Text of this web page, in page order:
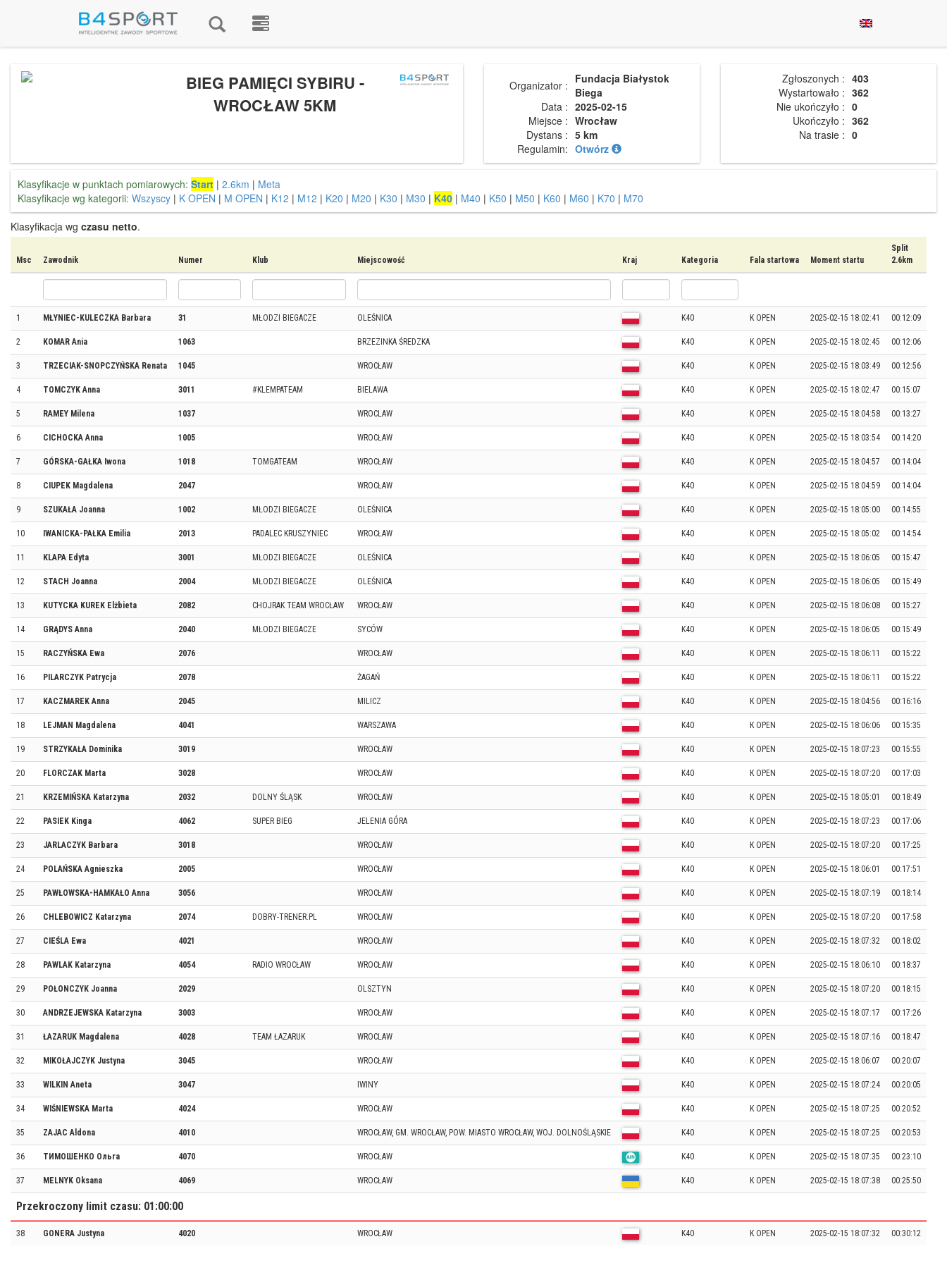
BIEG PAMIĘCI SYBIRU -
WROCŁAW 5KM
Organizator : Fundacja Białystok
Biega
Data : 2025-02-15
Miejsce : Wrocław
Dystans : 5 km
Regulamin: Otwórz
Zgłoszonych : 403
Wystartowało : 362
Nie ukończyło : 0
Ukończyło : 362
Na trasie : 0
Klasyfikacje w punktach pomiarowych: Start | 2.6km | Meta
Klasyfikacje wg kategorii: Wszyscy | K OPEN | M OPEN | K12 | M12 | K20 | M20 | K30 | M30 | K40 | M40 | K50 | M50 | K60 | M60 | K70 | M70
Klasyfikacja wg czasu netto.
Msc Zawodnik Numer Klub Miejscowość Kraj Kategoria Fala startowa Moment startu
Split
2.6km
1 MŁYNIEC-KULECZKA Barbara 31 MŁODZI BIEGACZE OLEŚNICA K40 K OPEN 2025-02-15 18:02:41 00:12:09
2 KOMAR Ania 1063 BRZEZINKA ŚREDZKA K40 K OPEN 2025-02-15 18:02:45 00:12:06
3 TRZECIAK-SNOPCZYŃSKA Renata 1045 WROCŁAW K40 K OPEN 2025-02-15 18:03:49 00:12:56
4 TOMCZYK Anna 3011 #KLEMPATEAM BIELAWA K40 K OPEN 2025-02-15 18:02:47 00:15:07
5 RAMEY Milena 1037 WROCLAW K40 K OPEN 2025-02-15 18:04:58 00:13:27
6 CICHOCKA Anna 1005 WROCŁAW K40 K OPEN 2025-02-15 18:03:54 00:14:20
7 GÓRSKA-GAŁKA Iwona 1018 TOMGATEAM WROCŁAW K40 K OPEN 2025-02-15 18:04:57 00:14:04
8 CIUPEK Magdalena 2047 WROCŁAW K40 K OPEN 2025-02-15 18:04:59 00:14:04
9 SZUKAŁA Joanna 1002 MŁODZI BIEGACZE OLEŚNICA K40 K OPEN 2025-02-15 18:05:00 00:14:55
10 IWANICKA-PAŁKA Emilia 2013 PADALEC KRUSZYNIEC WROCŁAW K40 K OPEN 2025-02-15 18:05:02 00:14:54
11 KLAPA Edyta 3001 MŁODZI BIEGACZE OLEŚNICA K40 K OPEN 2025-02-15 18:06:05 00:15:47
12 STACH Joanna 2004 MŁODZI BIEGACZE OLEŚNICA K40 K OPEN 2025-02-15 18:06:05 00:15:49
13 KUTYCKA KUREK Elżbieta 2082 CHOJRAK TEAM WROCŁAW WROCŁAW K40 K OPEN 2025-02-15 18:06:08 00:15:27
14 GRĄDYS Anna 2040 MŁODZI BIEGACZE SYCÓW K40 K OPEN 2025-02-15 18:06:05 00:15:49
15 RACZYŃSKA Ewa 2076 WROCŁAW K40 K OPEN 2025-02-15 18:06:11 00:15:22
16 PILARCZYK Patrycja 2078 ŻAGAŃ K40 K OPEN 2025-02-15 18:06:11 00:15:22
17 KACZMAREK Anna 2045 MILICZ K40 K OPEN 2025-02-15 18:04:56 00:16:16
18 LEJMAN Magdalena 4041 WARSZAWA K40 K OPEN 2025-02-15 18:06:06 00:15:35
19 STRZYKAŁA Dominika 3019 WROCŁAW K40 K OPEN 2025-02-15 18:07:23 00:15:55
20 FLORCZAK Marta 3028 WROCŁAW K40 K OPEN 2025-02-15 18:07:20 00:17:03
21 KRZEMIŃSKA Katarzyna 2032 DOLNY ŚLĄSK WROCŁAW K40 K OPEN 2025-02-15 18:05:01 00:18:49
22 PASIEK Kinga 4062 SUPER BIEG JELENIA GÓRA K40 K OPEN 2025-02-15 18:07:23 00:17:06
23 JARLACZYK Barbara 3018 WROCŁAW K40 K OPEN 2025-02-15 18:07:20 00:17:25
24 POLAŃSKA Agnieszka 2005 WROCŁAW K40 K OPEN 2025-02-15 18:06:01 00:17:51
25 PAWŁOWSKA-HAMKAŁO Anna 3056 WROCŁAW K40 K OPEN 2025-02-15 18:07:19 00:18:14
26 CHLEBOWICZ Katarzyna 2074 DOBRY-TRENER.PL WROCŁAW K40 K OPEN 2025-02-15 18:07:20 00:17:58
27 CIEŚLA Ewa 4021 WROCŁAW K40 K OPEN 2025-02-15 18:07:32 00:18:02
28 PAWLAK Katarzyna 4054 RADIO WROCŁAW WROCŁAW K40 K OPEN 2025-02-15 18:06:10 00:18:37
29 POŁONCZYK Joanna 2029 OLSZTYN K40 K OPEN 2025-02-15 18:07:20 00:18:15
30 ANDRZEJEWSKA Katarzyna 3003 WROCŁAW K40 K OPEN 2025-02-15 18:07:17 00:17:26
31 ŁAZARUK Magdalena 4028 TEAM ŁAZARUK WROCLAW K40 K OPEN 2025-02-15 18:07:16 00:18:47
32 MIKOŁAJCZYK Justyna 3045 WROCŁAW K40 K OPEN 2025-02-15 18:06:07 00:20:07
33 WILKIN Aneta 3047 IWINY K40 K OPEN 2025-02-15 18:07:24 00:20:05
34 WIŚNIEWSKA Marta 4024 WROCŁAW K40 K OPEN 2025-02-15 18:07:25 00:20:52
35 ZAJAC Aldona 4010 WROCŁAW, GM. WROCŁAW, POW. MIASTO WROCŁAW, WOJ. DOLNOŚLĄSKIE K40 K OPEN 2025-02-15 18:07:25 00:20:53
36 ТИМОШЕНКО Ольга 4070 WROCŁAW K40 K OPEN 2025-02-15 18:07:35 00:23:10
37 MELNYK Oksana 4069 WROCŁAW K40 K OPEN 2025-02-15 18:07:38 00:25:50
Przekroczony limit czasu: 01:00:00
38 GONERA Justyna 4020 WROCŁAW K40 K OPEN 2025-02-15 18:07:32 00:30:12